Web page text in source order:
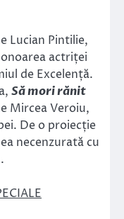
Lucian Pintilie,
actriței
de Excelență.
Să mori rănit
Mircea Veroiu,
De o proiecție
necenzurată cu